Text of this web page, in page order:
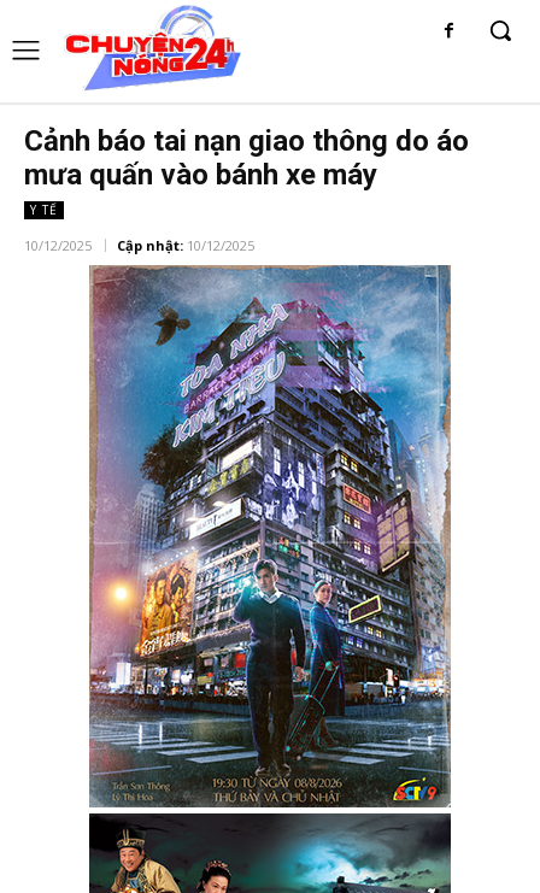
Cảnh báo tai nạn giao thông do áo
mưa quấn vào bánh xe máy
Y TẾ
10/12/2025 Cập nhật: 10/12/2025